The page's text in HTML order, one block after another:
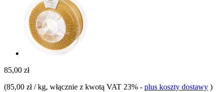
85,00 zł
(85,00 zł / kg, włącznie z kwotą VAT 23% - plus koszty dostawy )